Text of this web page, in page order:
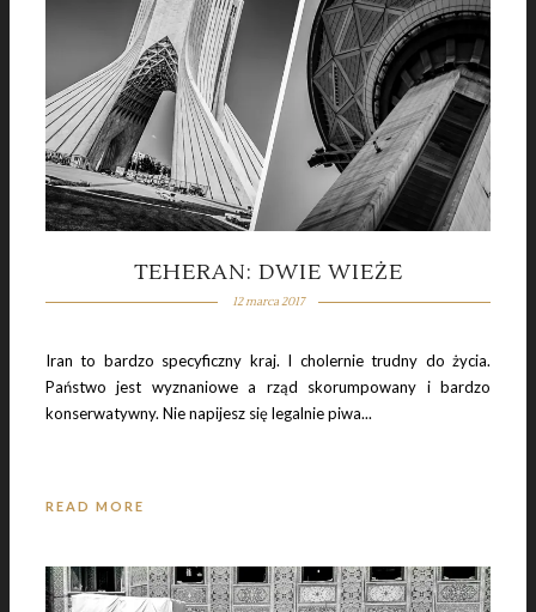
TEHERAN: DWIE WIEŻE
12 marca 2017
Iran to bardzo specyficzny kraj. I cholernie trudny do życia.
Państwo jest wyznaniowe a rząd skorumpowany i bardzo
konserwatywny. Nie napijesz się legalnie piwa...
READ MORE